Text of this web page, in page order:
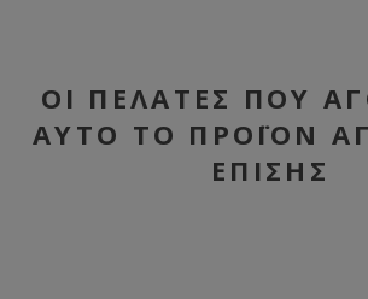
ΟΙ ΠΕΛΆΤΕΣ ΠΟΥ
ΑΥΤΌ ΤΟ ΠΡΟΪΌΝ
ΕΠΊΣΗΣ